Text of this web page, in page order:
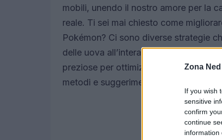
Zona Ned
If you wish
sensitive
confirm
continue
information
mobili, unendo il nostro amore per la
reale. Ti sei mai chiesto come
Pokémon? Ci sono diverse strategie
delle uova all’interazione con i
preziose per ottimizzare la tua
metodi e suggerimenti utili per